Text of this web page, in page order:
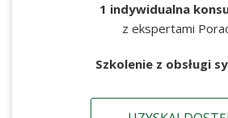
1 indywidualna
z ekspertami
Szkolenie z obsługi